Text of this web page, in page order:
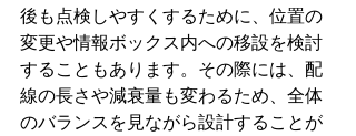
後も点検しやすくするために、位置の
変更や情報ボックス内への移設を検討
することもあります。その際には、配
線の長さや減衰量も変わるため、全体
のバランスを見ながら設計することが